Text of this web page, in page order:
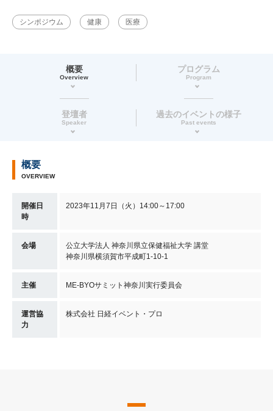
シンポジウム 健康 医療
概要
Overview
プログラム
Program
登壇者
Speaker
過去のイベントの様子
Past events
概要
OVERVIEW
開催日
時
2023年11月7日（火）14:00～17:00
会場
公立大学法人 神奈川県立保健福祉大学 講堂
神奈川県横須賀市平成町1-10-1
主催 ME-BYOサミット神奈川実行委員会
運営協
力
株式会社 日経イベント・プロ